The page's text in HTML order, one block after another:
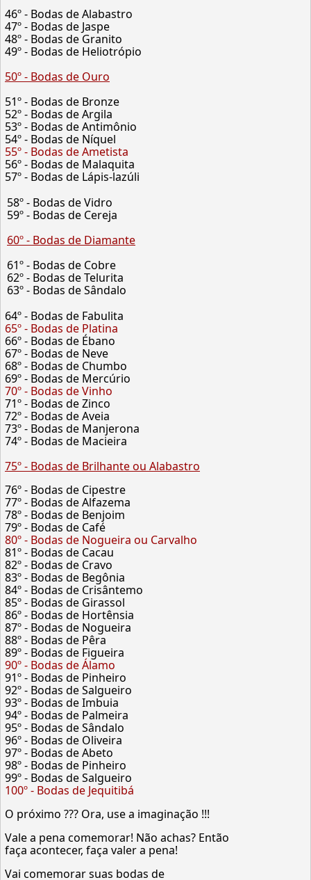
46º - Bodas de Alabastro
47º - Bodas de Jaspe
48º - Bodas de Granito
49º - Bodas de Heliotrópio
50º - Bodas de Ouro
51º - Bodas de Bronze
52º - Bodas de Argila
53º - Bodas de Antimônio
54º - Bodas de Níquel
55º - Bodas de Ametista
56º - Bodas de Malaquita
57º - Bodas de Lápis-lazúli
58º - Bodas de Vidro
59º - Bodas de Cereja
60º - Bodas de Diamante
61º - Bodas de Cobre
62º - Bodas de Telurita
63º - Bodas de Sândalo
64º - Bodas de Fabulita
65º - Bodas de Platina
66º - Bodas de Ébano
67º - Bodas de Neve
68º - Bodas de Chumbo
69º - Bodas de Mercúrio
70º - Bodas de Vinho
71º - Bodas de Zinco
72º - Bodas de Aveia
73º - Bodas de Manjerona
74º - Bodas de Macieira
75º - Bodas de Brilhante ou Alabastro
76º - Bodas de Cipestre
77º - Bodas de Alfazema
78º - Bodas de Benjoim
79º - Bodas de Café
80º - Bodas de Nogueira ou Carvalho
81º - Bodas de Cacau
82º - Bodas de Cravo
83º - Bodas de Begônia
84º - Bodas de Crisântemo
85º - Bodas de Girassol
86º - Bodas de Hortênsia
87º - Bodas de Nogueira
88º - Bodas de Pêra
89º - Bodas de Figueira
90º - Bodas de Álamo
91º - Bodas de Pinheiro
92º - Bodas de Salgueiro
93º - Bodas de Imbuia
94º - Bodas de Palmeira
95º - Bodas de Sândalo
96º - Bodas de Oliveira
97º - Bodas de Abeto
98º - Bodas de Pinheiro
99º - Bodas de Salgueiro
100º - Bodas de Jequitibá
O próximo ??? Ora, use a imaginação !!!
Vale a pena comemorar! Não achas? Então
faça acontecer, faça valer a pena!
Vai comemorar suas bodas de